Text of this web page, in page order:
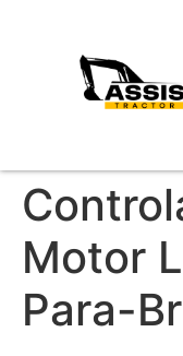
Motor
Para-